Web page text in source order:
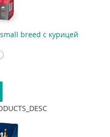
breed с курицей